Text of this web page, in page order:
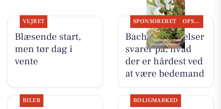
VEJRET
Blæsende start,
men tør dag i
vente
SPONSORERET OPSLAGSTAVLEN
Bachs Begravelser
svarer på, hvad
der er hårdest ved
at være bedemand
BILER BOLIGMARKED